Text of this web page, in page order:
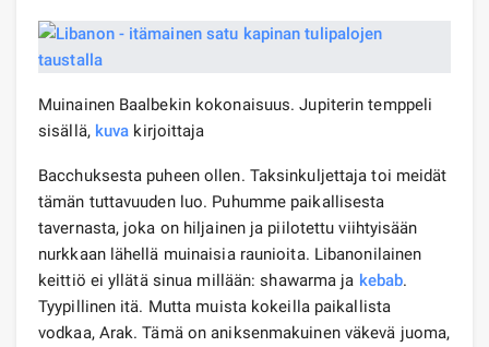
Muinainen Baalbekin kokonaisuus. Jupiterin temppeli
sisällä, kuva kirjoittaja
Bacchuksesta puheen ollen. Taksinkuljettaja toi meidät
tämän tuttavuuden luo. Puhumme paikallisesta
tavernasta, joka on hiljainen ja piilotettu viihtyisään
nurkkaan lähellä muinaisia ​​raunioita. Libanonilainen
keittiö ei yllätä sinua millään: shawarma ja kebab.
Tyypillinen itä. Mutta muista kokeilla paikallista
vodkaa, Arak. Tämä on aniksenmakuinen väkevä juoma,